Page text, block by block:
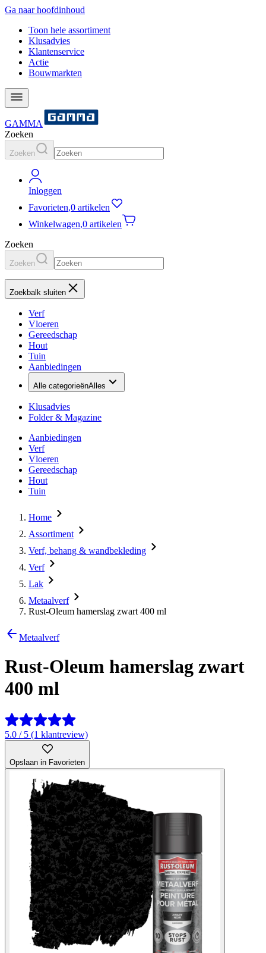
Ga naar hoofdinhoud
Toon hele assortiment
Klusadvies
Klantenservice
Actie
Bouwmarkten
GAMMA
Zoeken
Zoeken
Inloggen
Favorieten,0 artikelen
Winkelwagen,0 artikelen
Zoeken
Zoeken
Zoekbalk sluiten
Verf
Vloeren
Gereedschap
Hout
Tuin
Aanbiedingen
Alle categorieënAlles
Klusadvies
Folder & Magazine
Aanbiedingen
Verf
Vloeren
Gereedschap
Hout
Tuin
Home
Assortiment
Verf, behang & wandbekleding
Verf
Lak
Metaalverf
Rust-Oleum hamerslag zwart 400 ml
Metaalverf
Rust-Oleum hamerslag zwart
400 ml
5.0 / 5 (1 klantreview)
Opslaan in Favorieten